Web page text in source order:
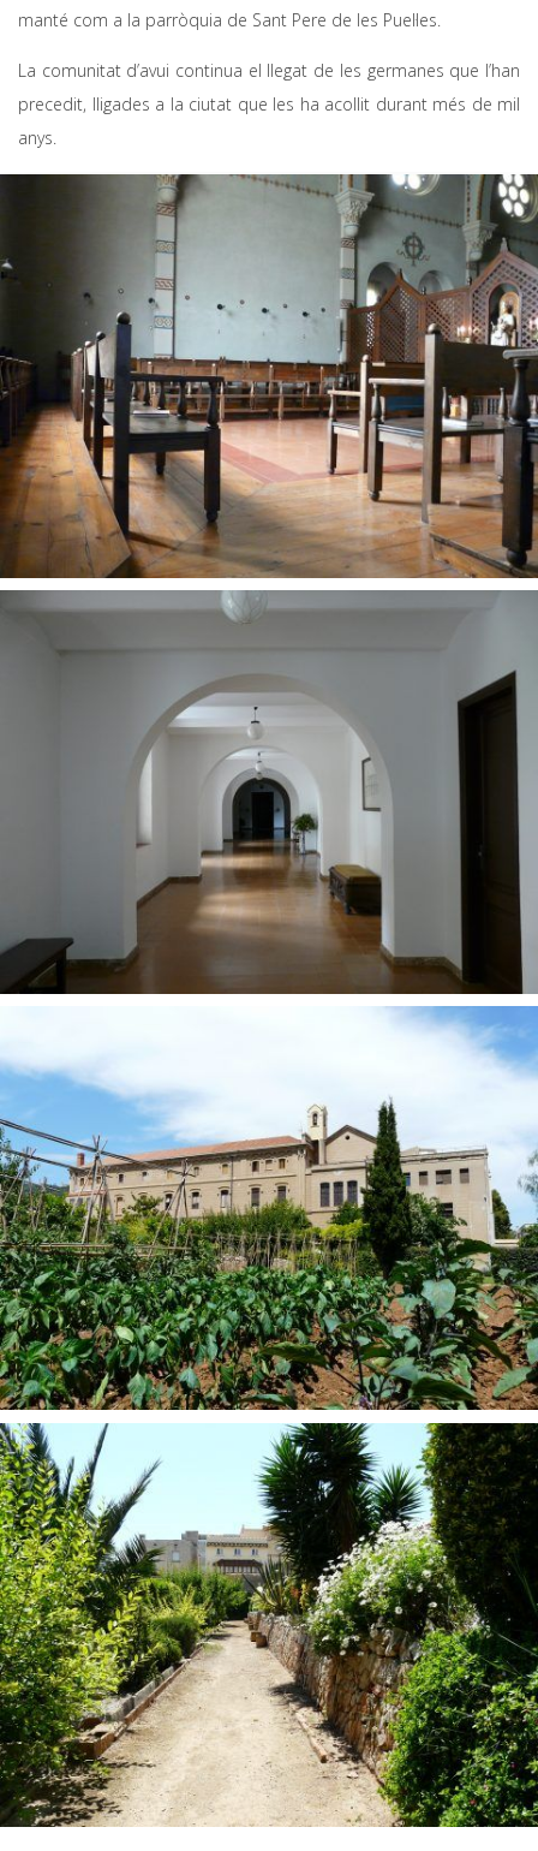
manté com a la parròquia de Sant Pere de les Puel·les.
La comunitat d’avui continua el llegat de les germanes que l’han
precedit, lligades a la ciutat que les ha acollit durant més de mil
anys.